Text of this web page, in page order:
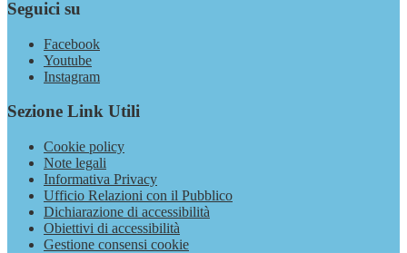
Seguici su
Facebook
Youtube
Instagram
Sezione Link Utili
Cookie policy
Note legali
Informativa Privacy
Ufficio Relazioni con il Pubblico
Dichiarazione di accessibilità
Obiettivi di accessibilità
Gestione consensi cookie